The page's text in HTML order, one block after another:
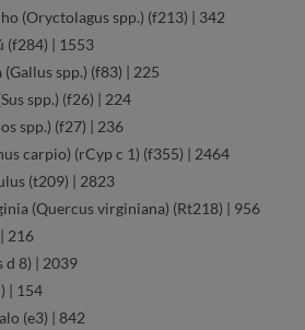
(Oryctolagus spp.) (f213) | 342
(f284) | 1553
spp.) (f83) | 225
spp.) (f26) | 224
spp.) (f27) | 236
carpio) (rCyp c 1) (f355) | 2464
(t209) | 2823
(Quercus virginiana) (Rt218) | 956
216
d 8) | 2039
| 154
(e3) | 842